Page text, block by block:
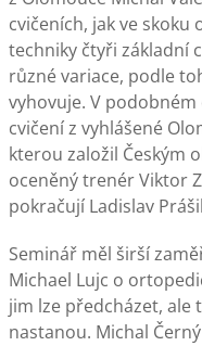
cvičeních, jak ve skoku
techniky čtyři základní
různé variace, podle
vyhovuje. V
cvičení z vyhlášené
kterou založil Českým
oceněný trenér Viktor
pokračují Ladislav
Seminář měl širší
Michael Lujc o
jim lze předcházet, ale
nastanou. Michal